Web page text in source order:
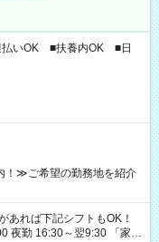
払いOK ■扶養内OK ■日
！≫ご希望の勤務地を紹介
16:30～翌9:30 「家族